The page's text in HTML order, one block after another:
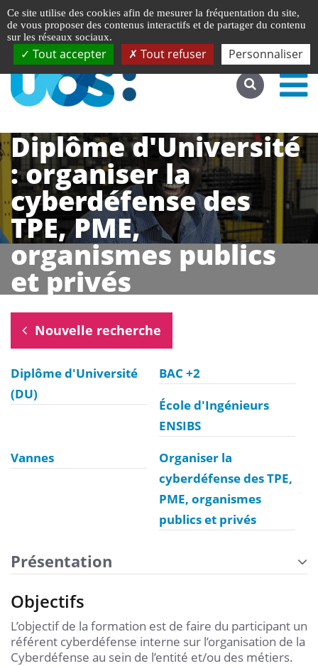
Accéder au site complet English
Diplôme d'Université
: organiser la
cyberdéfense des
TPE, PME,
organismes publics
et privés
Nouvelle recherche
Diplôme d'Université
(DU)
BAC +2
École d'Ingénieurs
ENSIBS
Vannes
Organiser la
cyberdéfense des TPE,
PME, organismes
publics et privés
Présentation
Objectifs
L’objectif de la formation est de faire du participant un
référent cyberdéfense interne sur l’organisation de la
Cyberdéfense au sein de l’entité et/ou des métiers.
Ce site utilise des cookies afin de mesurer la fréquentation du site,
de vous proposer des contenus interactifs et de partager du contenu
sur les réseaux sociaux.
Tout accepter Tout refuser Personnaliser